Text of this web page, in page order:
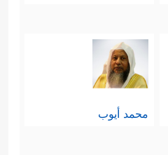
محمد أيوب